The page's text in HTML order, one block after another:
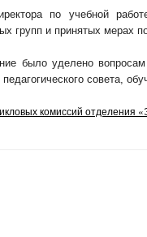
по учебной
групп и принятых мерах
было уделено вопросам
совета,
комиссий отделения